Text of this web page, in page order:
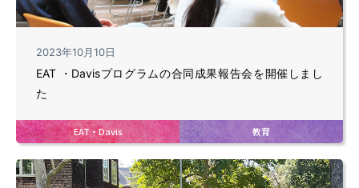
2023年10月10日
EAT ・Davisプログラムの合同成果報告会を開催しまし
た
EAT・Davis 教育